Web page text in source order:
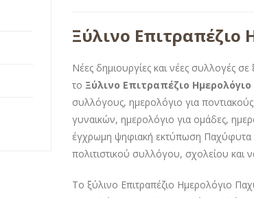
Ξύλινο
Νέες δημιουργίες και νέες συλλογές
το Ξύλινο Επιτραπέζιο
συλλόγους, ημερολόγιο για
γυναικών, ημερολόγιο για ομάδες,
έγχρωμη ψηφιακή εκτύπωση Παχύφυτα
πολιτιστικού συλλόγου, σχολείου και
Το ξύλινο Επιτραπέζιο Ημερολόγιο